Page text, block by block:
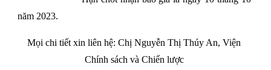
năm 2023.
Mọi chi tiết xin liên hệ: Chị Nguyễn Thị Thúy An, Viện
Chính sách và Chiến lược